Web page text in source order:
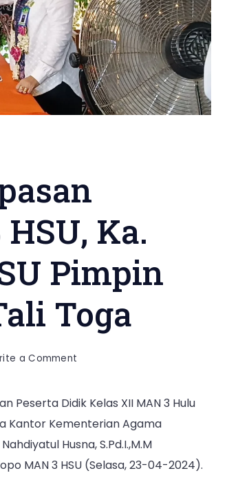
Ka.
Pimpin
Toga
a Comment
Pelepasan
Peserta
Didik
MAN
3
Peserta Didik Kelas XII MAN 3 Hulu
Kantor Kementerian Agama
Husna, S.Pd.I.,M.M
MAN 3 HSU (Selasa, 23-04-2024).